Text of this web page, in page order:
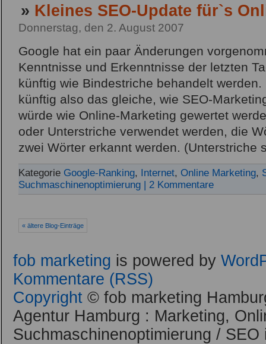
» Kleines SEO-Update für`s
Donnerstag, den 2. August 2007
Google hat ein paar Änderungen
Kenntnisse und Erkenntnisse der letzten
künftig wie Bindestriche behandelt
künftig also das gleiche, wie SEO-
würde wie Online-Marketing gewertet
oder Unterstriche verwendet werden, die
zwei Wörter erkannt werden.
Kategorie Google-Ranking, Internet, Online Marketing,
Suchmaschinenoptimierung | 2 Kommentare
« ältere Blog-Einträge
fob marketing is powered by
Kommentare (RSS)
Copyright © fob marketing
Agentur Hamburg : Marketing,
Suchmaschinenoptimierung / SEO